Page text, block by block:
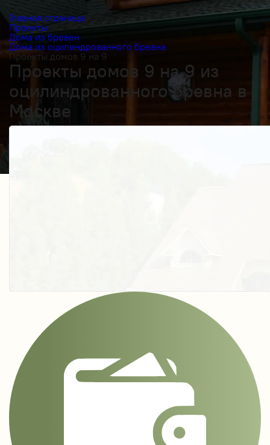
Главная страница
Проекты
Дома из бревен
Дома из оцилиндрованного бревна
Проекты домов 9 на 9
Проекты домов 9 на 9 из
оцилиндрованного бревна в
Москве
Получить косультацию